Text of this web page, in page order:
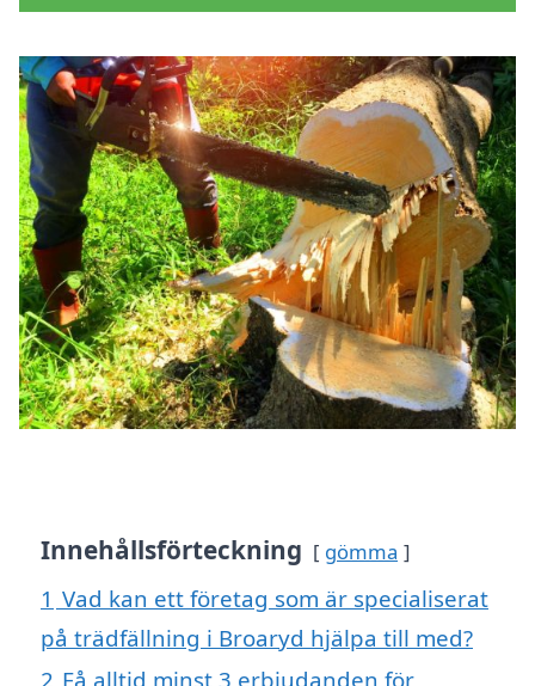
Innehållsförteckning gömma
1 Vad kan ett företag som är specialiserat
på trädfällning i Broaryd hjälpa till med?
2 Få alltid minst 3 erbjudanden för